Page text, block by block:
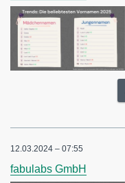
12.03.2024 – 07:55
fabulabs GmbH